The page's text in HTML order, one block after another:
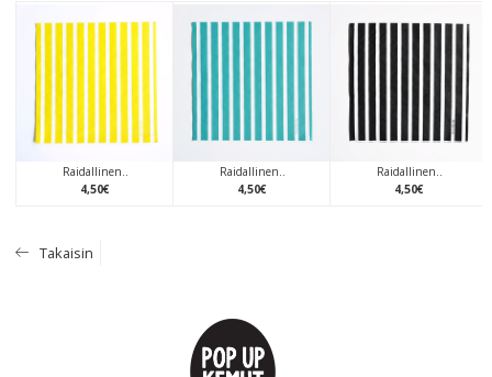
Raidallinen..
4,50€
Raidallinen..
4,50€
Raidallinen..
4,50€
Takaisin